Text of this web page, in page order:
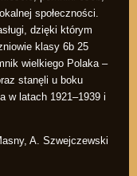
społeczności.
dzięki którym
klasy 6b 25
wielkiego Polaka –
stanęli u boku
w latach 1921–1939 i
A. Szwejczewski